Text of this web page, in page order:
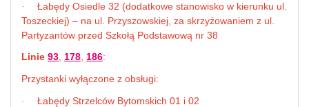
·
Łabędy Osiedle 32 (dodatkowe stanowisko w kierunku ul.
Toszeckiej) – na ul. Przyszowskiej, za skrzyżowaniem z ul.
Partyzantów przed Szkołą Podstawową nr 38
Linie 93 178 186:
Przystanki wyłączone z obsługi:
· Łabędy Strzelców Bytomskich 01 i 02